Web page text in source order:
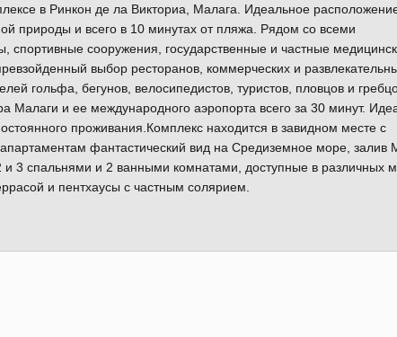
в Ринкон де ла Викториа, Малага. Идеальное
природы и всего в 10 минутах от пляжа. Рядом со всеми
спортивные сооружения, государственные и частные
выбор ресторанов, коммерческих и
гольфа, бегунов, велосипедистов, туристов, пловцов и
Малаги и ее международного аэропорта всего за 30 минут.
проживания.Комплекс находится в завидном месте с
фантастический вид на Средиземное море, залив
3 спальнями и 2 ванными комнатами, доступные в различных
и пентхаусы с частным солярием.